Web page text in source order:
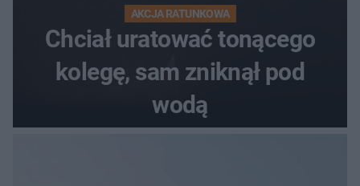
AKCJA RATUNKOWA
Chciał uratować tonącego
kolegę, sam zniknął pod
wodą